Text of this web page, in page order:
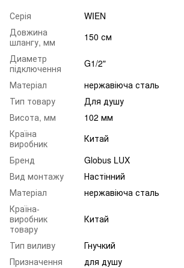
Серія
WIEN
Довжина
шлангу, мм
150 см
Диаметр
підключення
G1/2"
Матеріал
нержавіюча сталь
Тип товару
Для душу
Висота, мм
102 мм
Країна
виробник
Китай
Бренд
Globus LUX
Вид монтажу
Настінний
Матеріал
нержавіюча сталь
Країна-
виробник
товару
Китай
Тип виливу
Гнучкий
Призначення
для душу